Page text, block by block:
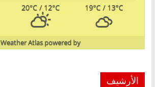
19°C/ 13°C
20°C / 12°C
powered by
Weather Atlas
الأرشيف